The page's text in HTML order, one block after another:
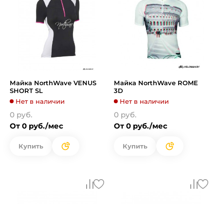
Майка NorthWave VENUS
SHORT SL
Нет в наличии
0 руб.
От 0 руб./мес
Купить
Майка NorthWave ROME
3D
Нет в наличии
0 руб.
От 0 руб./мес
Купить